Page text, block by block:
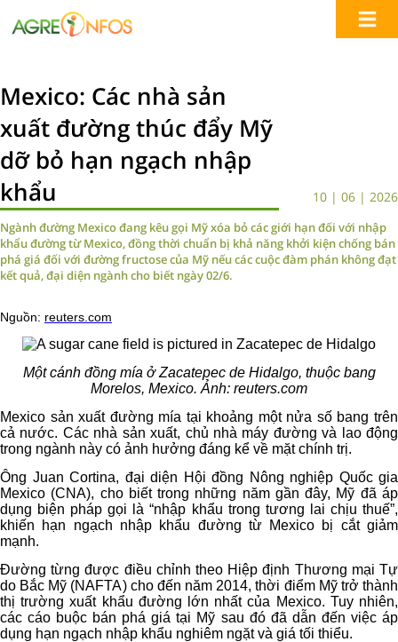
Mexico: Các nhà sản
xuất đường thúc đẩy Mỹ
dỡ bỏ hạn ngạch nhập
khẩu
10 | 06 | 2026
Ngành đường Mexico đang kêu gọi Mỹ xóa bỏ các giới hạn đối với nhập
khẩu đường từ Mexico, đồng thời chuẩn bị khả năng khởi kiện chống bán
phá giá đối với đường fructose của Mỹ nếu các cuộc đàm phán không đạt
kết quả, đại diện ngành cho biết ngày 02/6.
Nguồn: reuters.com
Một cánh đồng mía ở Zacatepec de Hidalgo, thuộc bang
Morelos, Mexico. Ảnh: reuters.com
Mexico sản xuất đường mía tại khoảng một nửa số bang trên
cả nước. Các nhà sản xuất, chủ nhà máy đường và lao động
trong ngành này có ảnh hưởng đáng kể về mặt chính trị.
Ông Juan Cortina, đại diện Hội đồng Nông nghiệp Quốc gia
Mexico (CNA), cho biết trong những năm gần đây, Mỹ đã áp
dụng biện pháp gọi là “nhập khẩu trong tương lai chịu thuế”,
khiến hạn ngạch nhập khẩu đường từ Mexico bị cắt giảm
mạnh.
Đường từng được điều chỉnh theo Hiệp định Thương mại Tự
do Bắc Mỹ (NAFTA) cho đến năm 2014, thời điểm Mỹ trở thành
thị trường xuất khẩu đường lớn nhất của Mexico. Tuy nhiên,
các cáo buộc bán phá giá tại Mỹ sau đó đã dẫn đến việc áp
dụng hạn ngạch nhập khẩu nghiêm ngặt và giá tối thiểu.